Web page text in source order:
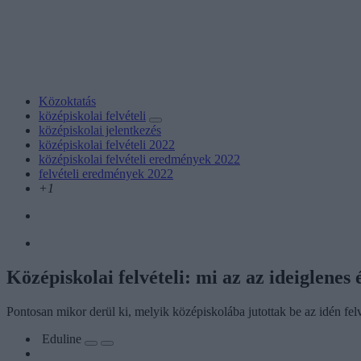
Közoktatás
középiskolai felvételi
középiskolai jelentkezés
középiskolai felvételi 2022
középiskolai felvételi eredmények 2022
felvételi eredmények 2022
+1
Középiskolai felvételi: mi az az ideiglenes
Pontosan mikor derül ki, melyik középiskolába jutottak be az idén
Eduline